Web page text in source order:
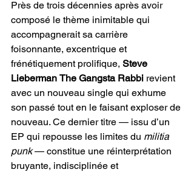
Près de trois décennies après avoir
composé le thème inimitable qui
accompagnerait sa carrière
foisonnante, excentrique et
frénétiquement prolifique, Steve
Lieberman The Gangsta Rabbi revient
avec un nouveau single qui exhume
son passé tout en le faisant exploser de
nouveau. Ce dernier titre — issu d’un
EP qui repousse les limites du militia
punk — constitue une réinterprétation
bruyante, indisciplinée et